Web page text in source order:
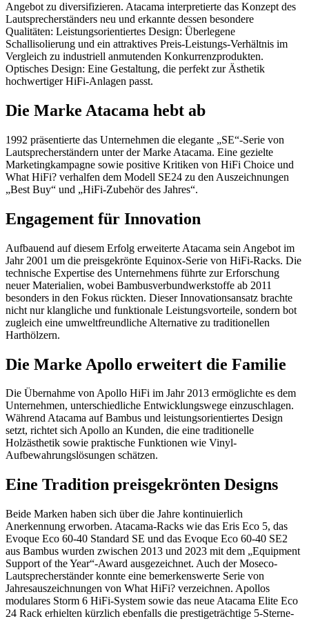
Angebot zu diversifizieren. Atacama interpretierte das Konzept des
Lautsprecherständers neu und erkannte dessen besondere
Qualitäten: Leistungsorientiertes Design: Überlegene
Schallisolierung und ein attraktives Preis-Leistungs-Verhältnis im
Vergleich zu industriell anmutenden Konkurrenzprodukten.
Optisches Design: Eine Gestaltung, die perfekt zur Ästhetik
hochwertiger HiFi-Anlagen passt.
Die Marke Atacama hebt ab
1992 präsentierte das Unternehmen die elegante „SE“-Serie von
Lautsprecherständern unter der Marke Atacama. Eine gezielte
Marketingkampagne sowie positive Kritiken von HiFi Choice und
What HiFi? verhalfen dem Modell SE24 zu den Auszeichnungen
„Best Buy“ und „HiFi-Zubehör des Jahres“.
Engagement für Innovation
Aufbauend auf diesem Erfolg erweiterte Atacama sein Angebot im
Jahr 2001 um die preisgekrönte Equinox-Serie von HiFi-Racks. Die
technische Expertise des Unternehmens führte zur Erforschung
neuer Materialien, wobei Bambusverbundwerkstoffe ab 2011
besonders in den Fokus rückten. Dieser Innovationsansatz brachte
nicht nur klangliche und funktionale Leistungsvorteile, sondern bot
zugleich eine umweltfreundliche Alternative zu traditionellen
Harthölzern.
Die Marke Apollo erweitert die Familie
Die Übernahme von Apollo HiFi im Jahr 2013 ermöglichte es dem
Unternehmen, unterschiedliche Entwicklungswege einzuschlagen.
Während Atacama auf Bambus und leistungsorientiertes Design
setzt, richtet sich Apollo an Kunden, die eine traditionelle
Holzästhetik sowie praktische Funktionen wie Vinyl-
Aufbewahrungslösungen schätzen.
Eine Tradition preisgekrönten Designs
Beide Marken haben sich über die Jahre kontinuierlich
Anerkennung erworben. Atacama-Racks wie das Eris Eco 5, das
Evoque Eco 60-40 Standard SE und das Evoque Eco 60-40 SE2
aus Bambus wurden zwischen 2013 und 2023 mit dem „Equipment
Support of the Year“-Award ausgezeichnet. Auch der Moseco-
Lautsprecherständer konnte eine bemerkenswerte Serie von
Jahresauszeichnungen von What HiFi? verzeichnen. Apollos
modulares Storm 6 HiFi-System sowie das neue Atacama Elite Eco
24 Rack erhielten kürzlich ebenfalls die prestigeträchtige 5-Sterne-